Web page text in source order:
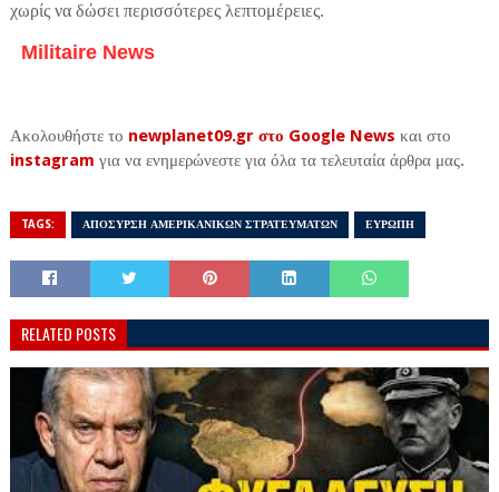
χωρίς να δώσει περισσότερες λεπτομέρειες.
Militaire News
Ακολουθήστε το newplanet09.gr στο Google News και στο
instagram για να ενημερώνεστε για όλα τα τελευταία άρθρα μας.
TAGS: ΑΠΟΣΥΡΣΗ ΑΜΕΡΙΚΑΝΙΚΩΝ ΣΤΡΑΤΕΥΜΑΤΩΝ ΕΥΡΩΠΗ
RELATED POSTS